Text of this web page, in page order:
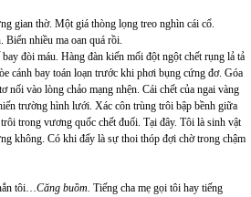
gian thờ. Một giá thòng lọng treo nghìn cái cổ.
Biển nhiều ma oan quá rồi.
đòi máu. Hàng đàn kiến mối đột ngột chết rụng lả tả
cánh bay toán loạn trước khi phơi bụng cứng đơ. Góa
nối vào lòng chảo mạng nhện. Cái chết của ngai vàng
trường hình lưới. Xác côn trùng trôi bập bềnh giữa
trong vương quốc chết đuối. Tại đây. Tôi là sinh vật
không. Có khi đấy là sự thoi thóp đợi chờ trong chậm
tôi…Căng buồm. Tiếng cha mẹ gọi tôi hay tiếng